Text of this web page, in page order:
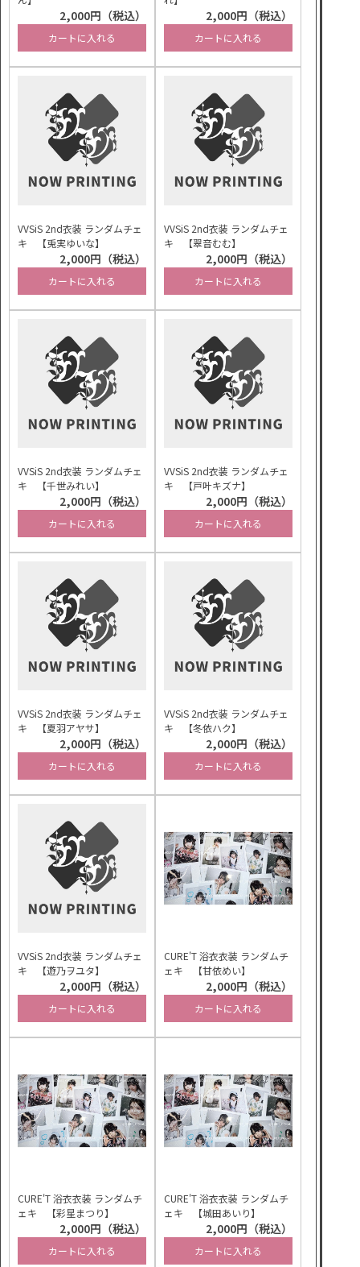
2,000円（税込）
カートに入れる
2,000円（税込）
カートに入れる
VVSiS 2nd衣装 ランダムチェ
キ 【兎実ゆいな】
2,000円（税込）
カートに入れる
VVSiS 2nd衣装 ランダムチェ
キ 【翠音むむ】
2,000円（税込）
カートに入れる
VVSiS 2nd衣装 ランダムチェ
キ 【千世みれい】
2,000円（税込）
カートに入れる
VVSiS 2nd衣装 ランダムチェ
キ 【戸叶キズナ】
2,000円（税込）
カートに入れる
VVSiS 2nd衣装 ランダムチェ
キ 【夏羽アヤサ】
2,000円（税込）
カートに入れる
VVSiS 2nd衣装 ランダムチェ
キ 【冬依ハク】
2,000円（税込）
カートに入れる
VVSiS 2nd衣装 ランダムチェ
キ 【遊乃ヲユタ】
2,000円（税込）
カートに入れる
CURE'T 浴衣衣装 ランダムチ
ェキ 【甘依めい】
2,000円（税込）
カートに入れる
CURE'T 浴衣衣装 ランダムチ
ェキ 【彩星まつり】
2,000円（税込）
カートに入れる
CURE'T 浴衣衣装 ランダムチ
ェキ 【城田あいり】
2,000円（税込）
カートに入れる